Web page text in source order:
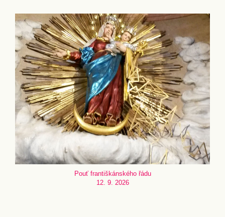
Pouť františkánského řádu
12. 9. 2026